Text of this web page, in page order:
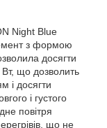
Night Blue
з формою
досягти
що дозволить
і досягти
і густого
повітря
що не